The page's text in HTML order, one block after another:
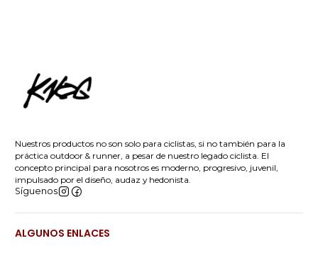
Nuestros productos no son solo para ciclistas, si no también para la
práctica outdoor & runner, a pesar de nuestro legado ciclista. El
concepto principal para nosotros es moderno, progresivo, juvenil,
impulsado por el diseño, audaz y hedonista.
Síguenos
ALGUNOS ENLACES